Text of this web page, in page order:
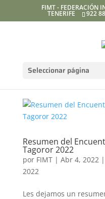
FIMT - FEDERACIÓN
TENERIFE 922
Seleccionar página
Resumen del
Tagoror 2022
por FIMT| Abr 4, 2022|
2022
Les dejamos un